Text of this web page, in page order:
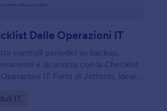
Delle Operazioni IT
controlli periodici su backup,
e sicurezza con la Checklist
IT Form di Jotform, ideale
standardizzare la raccolta dati e le
Category:
IT